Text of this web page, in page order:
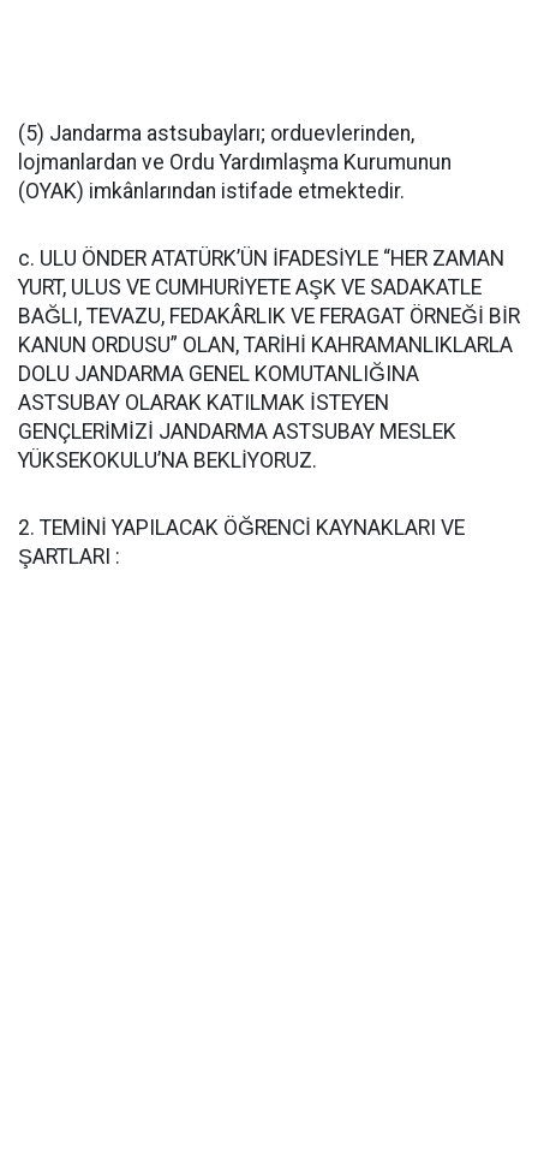
(5) Jandarma astsubayları; orduevlerinden,
lojmanlardan ve Ordu Yardımlaşma Kurumunun
(OYAK) imkânlarından istifade etmektedir.
c. ULU ÖNDER ATATÜRK’ÜN İFADESİYLE “HER ZAMAN
YURT, ULUS VE CUMHURİYETE AŞK VE SADAKATLE
BAĞLI, TEVAZU, FEDAKÂRLIK VE FERAGAT ÖRNEĞİ BİR
KANUN ORDUSU” OLAN, TARİHİ KAHRAMANLIKLARLA
DOLU JANDARMA GENEL KOMUTANLIĞINA
ASTSUBAY OLARAK KATILMAK İSTEYEN
GENÇLERİMİZİ JANDARMA ASTSUBAY MESLEK
YÜKSEKOKULU’NA BEKLİYORUZ.
2. TEMİNİ YAPILACAK ÖĞRENCİ KAYNAKLARI VE
ŞARTLARI :